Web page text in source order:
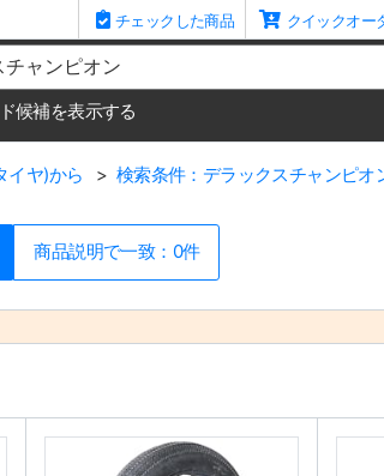
チェックした商品 クイックオー
候補を表示する
イヤ)から 検索条件：デラックスチャンピオ
商品説明で一致：0件